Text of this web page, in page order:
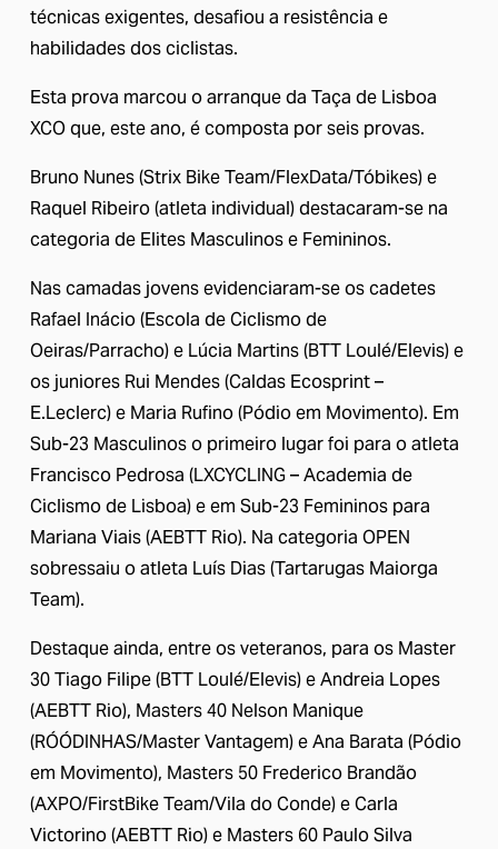
técnicas exigentes, desafiou a resistência e
habilidades dos ciclistas.
Esta prova marcou o arranque da Taça de Lisboa
XCO que, este ano, é composta por seis provas.
Bruno Nunes (Strix Bike Team/FlexData/Tóbikes) e
Raquel Ribeiro (atleta individual) destacaram-se na
categoria de Elites Masculinos e Femininos.
Nas camadas jovens evidenciaram-se os cadetes
Rafael Inácio (Escola de Ciclismo de
Oeiras/Parracho) e Lúcia Martins (BTT Loulé/Elevis) e
os juniores Rui Mendes (Caldas Ecosprint –
E.Leclerc) e Maria Rufino (Pódio em Movimento). Em
Sub-23 Masculinos o primeiro lugar foi para o atleta
Francisco Pedrosa (LXCYCLING – Academia de
Ciclismo de Lisboa) e em Sub-23 Femininos para
Mariana Viais (AEBTT Rio). Na categoria OPEN
sobressaiu o atleta Luís Dias (Tartarugas Maiorga
Team).
Destaque ainda, entre os veteranos, para os Master
30 Tiago Filipe (BTT Loulé/Elevis) e Andreia Lopes
(AEBTT Rio), Masters 40 Nelson Manique
(RÓÓDINHAS/Master Vantagem) e Ana Barata (Pódio
em Movimento), Masters 50 Frederico Brandão
(AXPO/FirstBike Team/Vila do Conde) e Carla
Victorino (AEBTT Rio) e Masters 60 Paulo Silva